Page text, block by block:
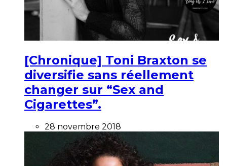
[Chronique] Toni Braxton se
diversifie sans réellement
changer sur “Sex and
Cigarettes”.
28 novembre 2018